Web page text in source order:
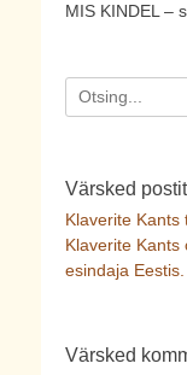
MIS KINDEL –
Search
for:
Värsked
Klaverite Kants
Klaverite Kants
esindaja Eestis.
Värsked